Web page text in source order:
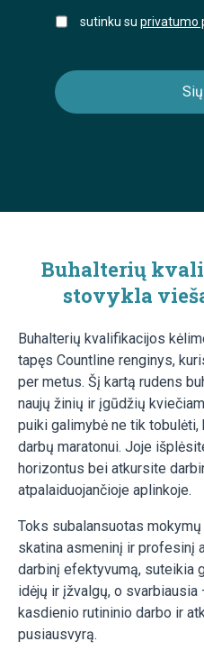
sutinku su privatumo
Buhalterių
stovykla
Buhalterių kvalifikacijos
tapęs Countline renginys,
per metus. Šį kartą rudens
naujų žinių ir įgūdžių
puiki galimybė ne tik
darbų maratonui. Joje
horizontus bei atkursite
atpalaiduojančioje aplinkoje.
Toks subalansuotas
skatina asmeninį ir profesinį
darbinį efektyvumą, suteikia
idėjų ir įžvalgų, o
kasdienio rutininio darbo ir
pusiausvyrą.